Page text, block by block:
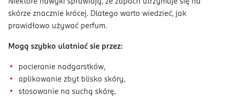
skórze znacznie krócej. Dlatego warto wiedzieć, jak
prawidłowo używać perfum.
Mogą szybko ulatniać sie przez:
pocieranie nadgarstków,
aplikowanie zbyt blisko skóry,
stosowanie na suchą skórę,